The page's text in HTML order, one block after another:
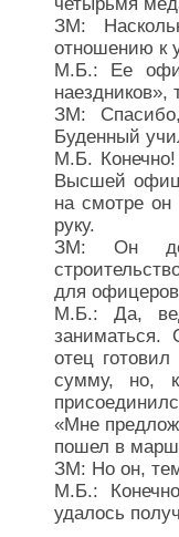
ЗМ:
отношению к
М.Б.: Ее
наездников»,
ЗМ:
Буденный
М.Б.
Высшей
на смотре
руку.
ЗМ: Он
для
М.Б.: Да,
заниматься.
отец
сумму, но,
«Мне
пошел в
ЗМ: Но он,
М.Б.:
удалось